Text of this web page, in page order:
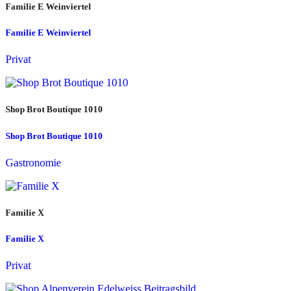
Familie E Weinviertel
Familie E Weinviertel
Privat
Shop Brot Boutique 1010
Shop Brot Boutique 1010
Gastronomie
Familie X
Familie X
Privat